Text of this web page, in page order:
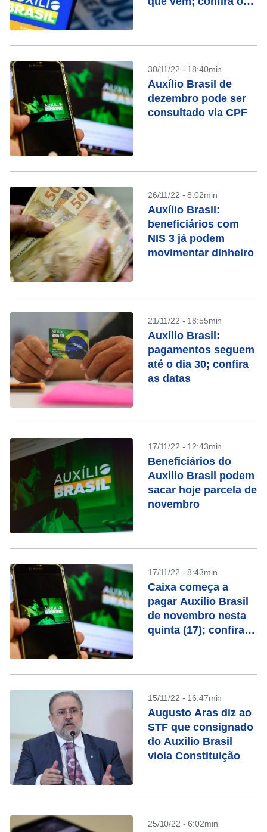
30/11/22 - 18:40min
Auxílio Brasil de
dezembro pode ser
consultado via CPF
26/11/22 - 8:02min
Auxílio Brasil:
beneficiários com
NIS 3 já podem
movimentar dinheiro
21/11/22 - 18:55min
Auxílio Brasil:
pagamentos seguem
até o dia 30; confira
as datas
17/11/22 - 12:43min
Beneficiários do
Auxilio Brasil podem
sacar hoje parcela de
novembro
17/11/22 - 8:43min
Caixa começa a
pagar Auxílio Brasil
de novembro nesta
quinta (17); confira
15/11/22 - 16:47min
Augusto Aras diz ao
STF que consignado
do Auxílio Brasil
viola Constituição
25/10/22 - 6:02min